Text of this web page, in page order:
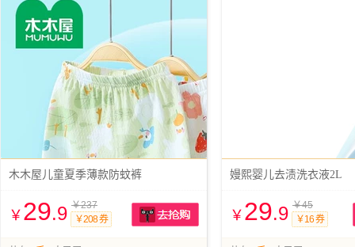
木木屋儿童夏季薄款防蚊裤
￥ 29.9 ￥237
￥208 券
嫚熙婴儿去渍洗衣液2L
￥ 29.9 ￥45
￥16 券